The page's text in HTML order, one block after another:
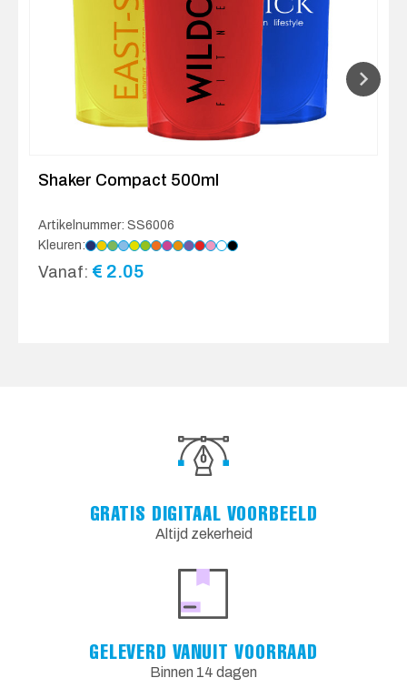
Shaker Compact 500ml
Artikelnummer: SS6006
Kleuren:
Vanaf: € 2.05
GRATIS DIGITAAL VOORBEELD
Altijd zekerheid
GELEVERD VANUIT VOORRAAD
Binnen 14 dagen